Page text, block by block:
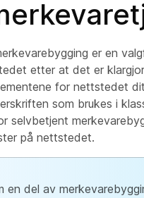
er en
etter at det er
for nettstedet
som brukes i
selvbetjent
på nettstedet.
en del av